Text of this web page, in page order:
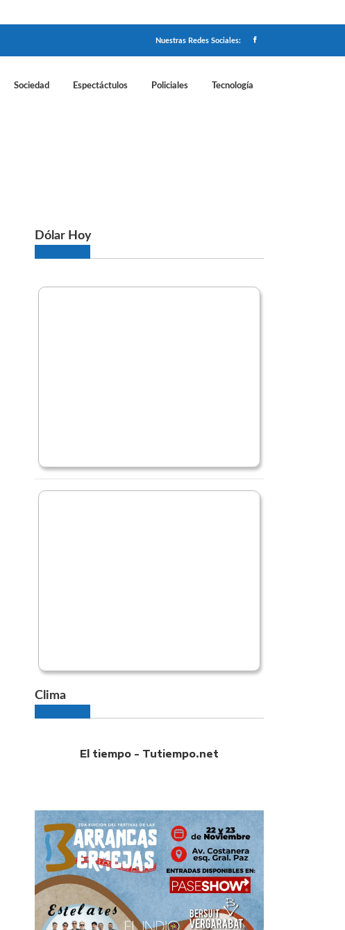
Nuestras Redes Sociales:
Sociedad Espectáctulos Policiales Tecnología
Dólar Hoy
Clima
El tiempo - Tutiempo.net